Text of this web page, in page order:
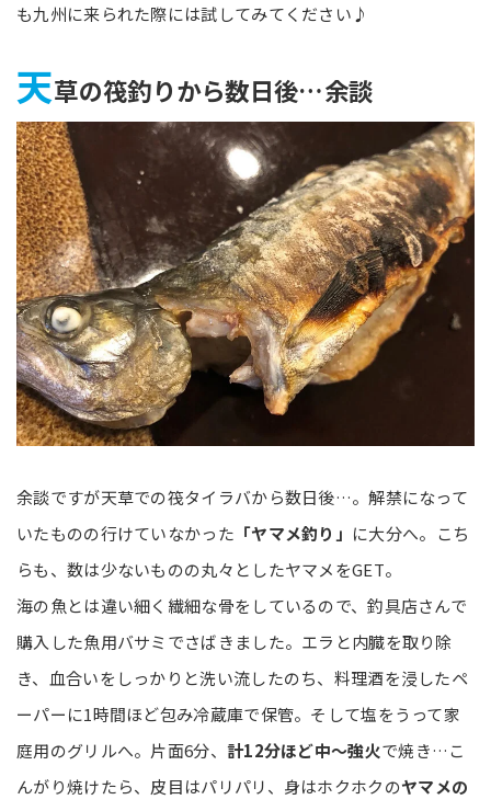
も九州に来られた際には試してみてください♪
天草の筏釣りから数日後…余談
余談ですが天草での筏タイラバから数日後…。解禁になって
いたものの行けていなかった 「ヤマメ釣り」 に大分へ。こち
らも、数は少ないものの丸々としたヤマメをGET。
海の魚とは違い細く繊細な骨をしているので、釣具店さんで
購入した魚用バサミでさばきました。エラと内臓を取り除
き、血合いをしっかりと洗い流したのち、料理酒を浸したペ
ーパーに1時間ほど包み冷蔵庫で保管。そして塩をうって家
庭用のグリルへ。片面6分、 計12分ほど中～強火で焼き…こ
んがり焼けたら、皮目はパリパリ、身はホクホクのヤマメの